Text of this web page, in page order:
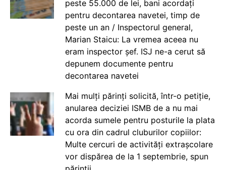
peste 55.000 de lei, bani acordați
pentru decontarea navetei, timp de
peste un an / Inspectorul general,
Marian Staicu: La vremea aceea nu
eram inspector șef. ISJ ne-a cerut să
depunem documente pentru
decontarea navetei
Mai mulți părinți solicită, într-o petiție,
anularea deciziei ISMB de a nu mai
acorda sumele pentru posturile la plata
cu ora din cadrul cluburilor copiilor:
Multe cercuri de activități extrașcolare
vor dispărea de la 1 septembrie, spun